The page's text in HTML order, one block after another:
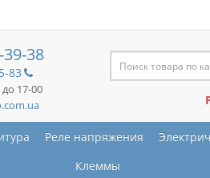
38
83
до 17-00
Реле напряжения
Клеммы